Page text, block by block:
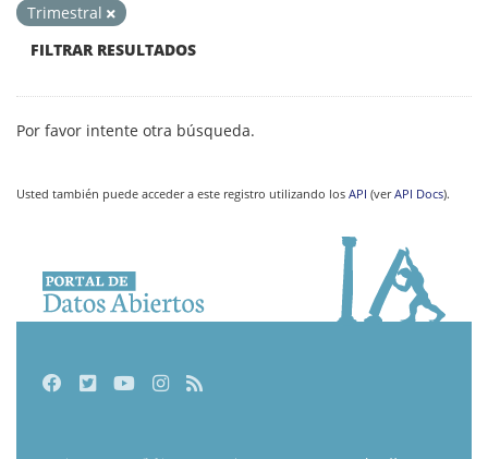
Trimestral
FILTRAR RESULTADOS
Por favor intente otra búsqueda.
Usted también puede acceder a este registro utilizando los API (verAPI Docs).
Facebook
TwitterYoutubeInstagram
RSS